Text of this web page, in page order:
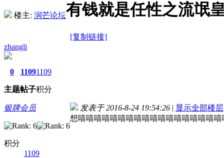
楼主: 润芒论坛有钱就是任性之流氓
[复制链接]
zhangli
0
主题
1109
帖子
1109
积分
银牌会员
积分
1109
发表于 2016-8-24 19:54:26 | 显示全部楼层
想嘻嘻嘻嘻嘻嘻嘻嘻嘻嘻嘻嘻嘻嘻嘻嘻嘻